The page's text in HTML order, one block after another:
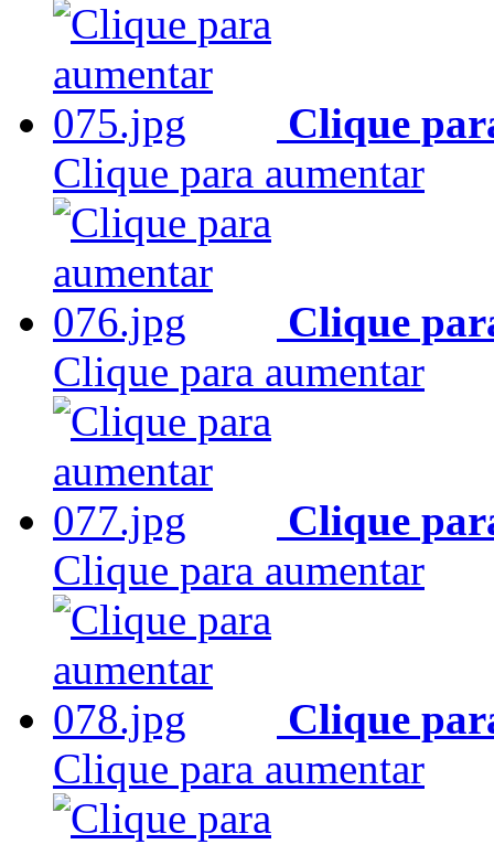
Clique
Clique para aumentar
Clique
Clique para aumentar
Clique
Clique para aumentar
Clique
Clique para aumentar